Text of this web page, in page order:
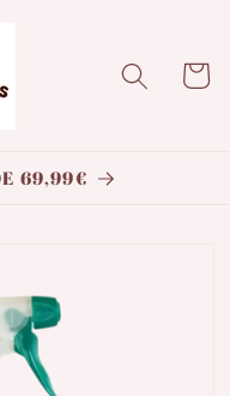
Carrito
69,99€